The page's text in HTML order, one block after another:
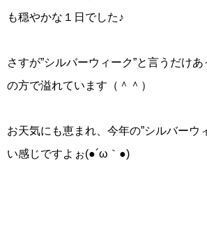
も穏やかな１日でした♪
さすが”シルバーウィーク”と言うだけ
の方で溢れています（＾＾）
お天気にも恵まれ、今年の”シルバーウ
い感じですよぉ(●´ω｀●)